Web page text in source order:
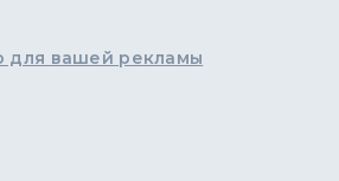
для вашей рекламы